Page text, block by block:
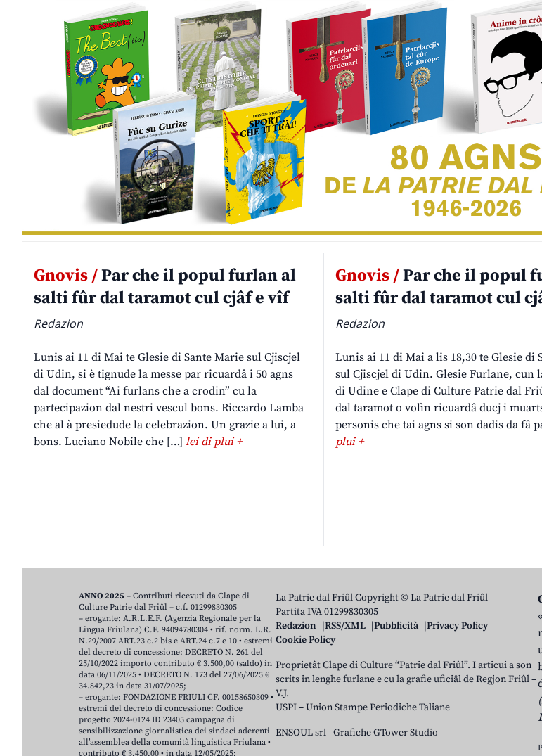
Gnovis /Par che il popul furlan al
salti fûr dal taramot cul cjâf e vîf
Redazion
Lunis ai 11 di Mai te Glesie di Sante Marie sul Cjiscjel
di Udin, si è tignude la messe par ricuardâ i 50 agns
dal document “Ai furlans che a crodin” cu la
partecipazion dal nestri vescul bons. Riccardo Lamba
che al à presiedude la celebrazion. Un grazie a lui, a
bons. Luciano Nobile che […] lei di plui +
Gnovis /Par che il popul
salti fûr dal taramot cul
Redazion
Lunis ai 11 di Mai a lis 18,30 te Glesie di
sul Cjiscjel di Udin. Glesie Furlane, cun
di Udine e Clape di Culture Patrie dal
dal taramot o volìn ricuardâ ducj i
personis che tai agns si son dadis da fâ
plui +
La Patrie dal Friûl Copyright © La Patrie dal Friûl
Partita IVA 01299830305
Redazion
RSS/XML Pubblicità
Privacy Policy
Cookie Policy
Proprietât Clape di Culture “Patrie dal Friûl”. I articui a son
scrits in lenghe furlane e cu la grafie uficiâl de Regjon Friûl –
V.J.
USPI – Union Stampe Periodiche Taliane
ENSOUL srl-Grafiche GTower Studio
ANNO 2025 – Contributi ricevuti da Clape di
Culture Patrie dal Friûl – c.f. 01299830305
– erogante: A.R.L.E.F. (Agenzia Regionale per la
Lingua Friulana) C.F. 94094780304 • rif. norm. L.R.
N.29/2007 ART.23 c.2 bis e ART.24 c.7 e 10 • estremi
del decreto di concessione: DECRETO N. 261 del
25/10/2022 importo contributo € 3.500,00 (saldo) in
data 06/11/2025 • DECRETO N. 173 del 27/06/2025 €
34.842,23 in data 31/07/2025;
– erogante: FONDAZIONE FRIULI CF. 00158650309 •
estremi del decreto di concessione: Codice
progetto 2024-0124 ID 23405 campagna di
sensibilizzazione giornalistica dei sindaci aderenti
all’assemblea della comunità linguistica Friulana •
contributo € 3.450,00 • in data 12/05/2025;